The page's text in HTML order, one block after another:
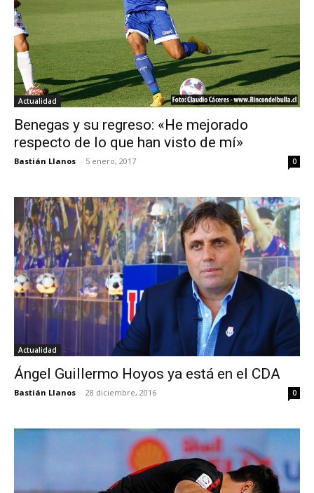
Actualidad
Benegas y su regreso: «He mejorado
respecto de lo que han visto de mí»
Bastián Llanos - 5 enero, 2017 0
Actualidad
Ángel Guillermo Hoyos ya está en el CDA
Bastián Llanos - 28 diciembre, 2016 0